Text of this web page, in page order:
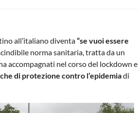
all’italiano diventa“se vuoi essere
norma sanitaria, tratta da un
accompagnati nel corso del lockdown e
di protezione contro l’epidemiadi